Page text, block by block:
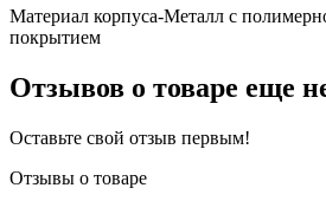
Материал корпуса-Металл с
покрытием
Отзывов о товаре еще
Оставьте свой отзыв первым!
Отзывы о товаре